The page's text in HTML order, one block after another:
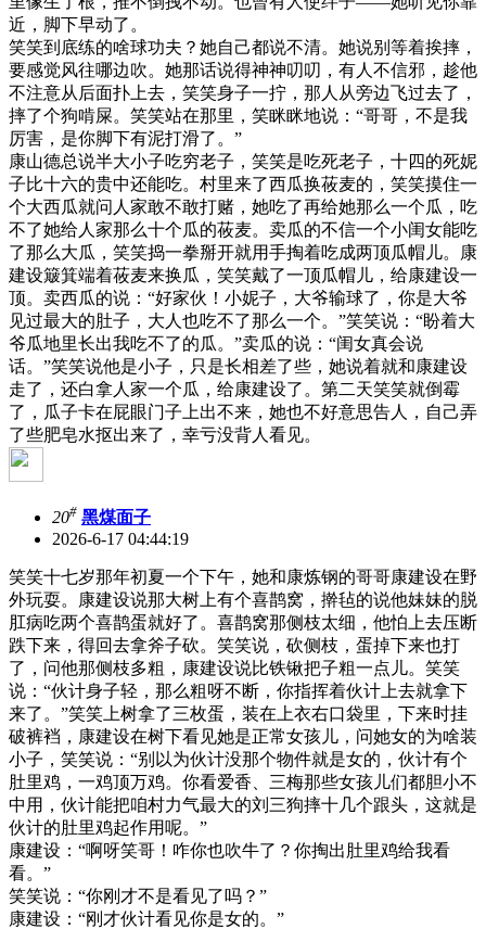
近，脚下早动了。
笑笑到底练的啥球功夫？她自己都说不清。她说别等着挨摔，
要感觉风往哪边吹。她那话说得神神叨叨，有人不信邪，趁他
不注意从后面扑上去，笑笑身子一拧，那人从旁边飞过去了，
摔了个狗啃屎。笑笑站在那里，笑眯眯地说：“哥哥，不是我
厉害，是你脚下有泥打滑了。”
康山德总说半大小子吃穷老子，笑笑是吃死老子，十四的死妮
子比十六的贵中还能吃。村里来了西瓜换莜麦的，笑笑摸住一
个大西瓜就问人家敢不敢打赌，她吃了再给她那么一个瓜，吃
不了她给人家那么十个瓜的莜麦。卖瓜的不信一个小闺女能吃
了那么大瓜，笑笑捣一拳掰开就用手掏着吃成两顶瓜帽儿。康
建设簸箕端着莜麦来换瓜，笑笑戴了一顶瓜帽儿，给康建设一
顶。卖西瓜的说：“好家伙！小妮子，大爷输球了，你是大爷
见过最大的肚子，大人也吃不了那么一个。”笑笑说：“盼着大
爷瓜地里长出我吃不了的瓜。”卖瓜的说：“闺女真会说
话。”笑笑说他是小子，只是长相差了些，她说着就和康建设
走了，还白拿人家一个瓜，给康建设了。第二天笑笑就倒霉
了，瓜子卡在屁眼门子上出不来，她也不好意思告人，自己弄
了些肥皂水抠出来了，幸亏没背人看见。
20# 黑煤面子
2026-6-17 04:44:19
笑笑十七岁那年初夏一个下午，她和康炼钢的哥哥康建设在野
外玩耍。康建设说那大树上有个喜鹊窝，擀毡的说他妹妹的脱
肛病吃两个喜鹊蛋就好了。喜鹊窝那侧枝太细，他怕上去压断
跌下来，得回去拿斧子砍。笑笑说，砍侧枝，蛋掉下来也打
了，问他那侧枝多粗，康建设说比铁锹把子粗一点儿。笑笑
说：“伙计身子轻，那么粗呀不断，你指挥着伙计上去就拿下
来了。”笑笑上树拿了三枚蛋，装在上衣右口袋里，下来时挂
破裤裆，康建设在树下看见她是正常女孩儿，问她女的为啥装
小子，笑笑说：“别以为伙计没那个物件就是女的，伙计有个
肚里鸡，一鸡顶万鸡。你看爱香、三梅那些女孩儿们都胆小不
中用，伙计能把咱村力气最大的刘三狗摔十几个跟头，这就是
伙计的肚里鸡起作用呢。”
康建设：“啊呀笑哥！咋你也吹牛了？你掏出肚里鸡给我看
看。”
笑笑说：“你刚才不是看见了吗？”
康建设：“刚才伙计看见你是女的。”